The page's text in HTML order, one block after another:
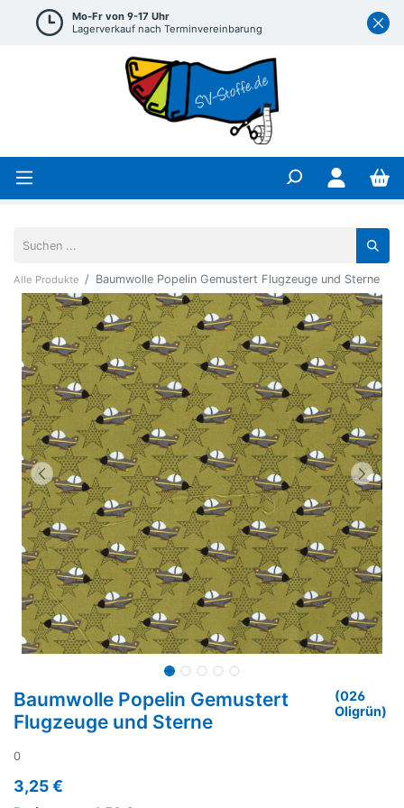
Mo-Fr von 9-17 Uhr
Lagerverkauf nach Terminvereinbarung
Alle Produkte Baumwolle Popelin Gemustert Flugzeuge und Sterne
Baumwolle Popelin Gemustert
Flugzeuge und Sterne
(026
Oligrün)
0
3,25€